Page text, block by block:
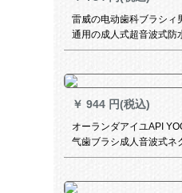
雷威の电动歯科ブラシィ
通用の成人式超音波式防
白自动软毛歯ブラシ充电
￥ 944 円(税込)
オーランダアイユAPI
气歯ブラシ成人音波式ネ
トレッド限定版赤Sソフ
大人SUP大人SUPグラシ(3